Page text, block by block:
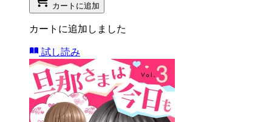
カートに追加
カートに追加しました
試し読み